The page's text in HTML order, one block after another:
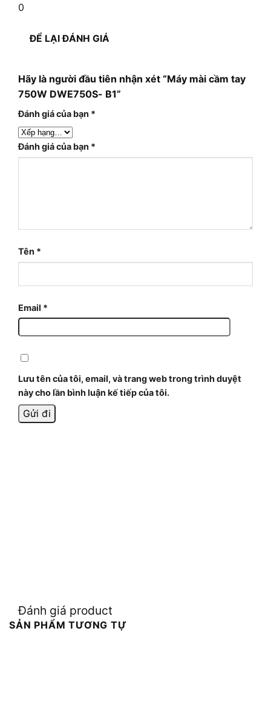
0
ĐỂ LẠI ĐÁNH GIÁ
Hãy là người đầu tiên nhận xét “Máy mài cầm tay
750W DWE750S- B1”
Đánh giá của bạn *
Đánh giá của bạn *
Tên *
Email *
Lưu tên của tôi, email, và trang web trong trình duyệt
này cho lần bình luận kế tiếp của tôi.
Đánh giá product
SẢN PHẨM TƯƠNG TỰ